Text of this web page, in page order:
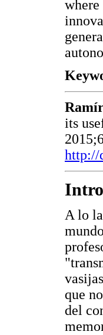
where
its
http://
A lo
que
del